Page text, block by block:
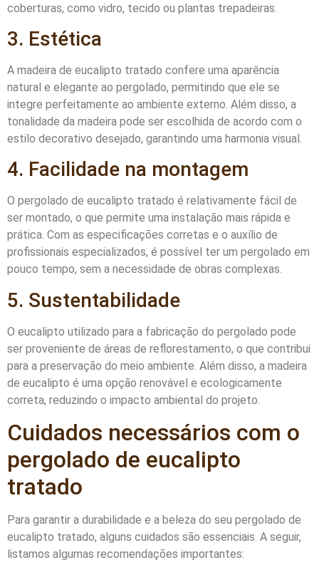
coberturas, como vidro, tecido ou plantas trepadeiras.
3. Estética
A madeira de eucalipto tratado confere uma aparência
natural e elegante ao pergolado, permitindo que ele se
integre perfeitamente ao ambiente externo. Além disso, a
tonalidade da madeira pode ser escolhida de acordo com o
estilo decorativo desejado, garantindo uma harmonia visual.
4. Facilidade na montagem
O pergolado de eucalipto tratado é relativamente fácil de
ser montado, o que permite uma instalação mais rápida e
prática. Com as especificações corretas e o auxílio de
profissionais especializados, é possível ter um pergolado em
pouco tempo, sem a necessidade de obras complexas.
5. Sustentabilidade
O eucalipto utilizado para a fabricação do pergolado pode
ser proveniente de áreas de reflorestamento, o que contribui
para a preservação do meio ambiente. Além disso, a madeira
de eucalipto é uma opção renovável e ecologicamente
correta, reduzindo o impacto ambiental do projeto.
Cuidados necessários com o
pergolado de eucalipto
tratado
Para garantir a durabilidade e a beleza do seu pergolado de
eucalipto tratado, alguns cuidados são essenciais. A seguir,
listamos algumas recomendações importantes: